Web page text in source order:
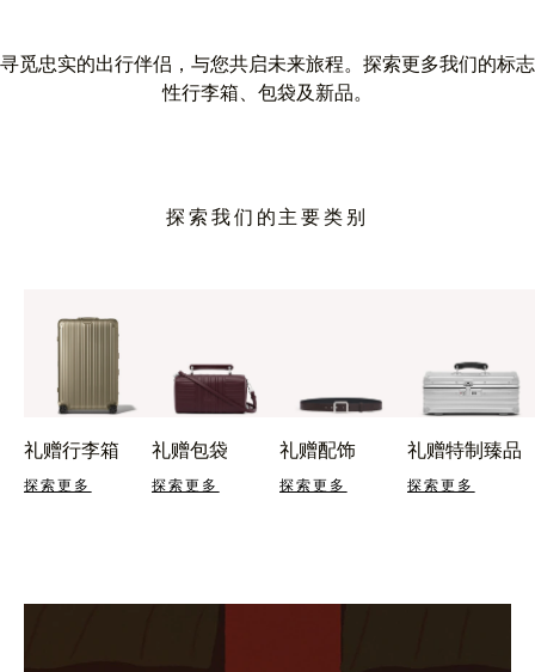
寻觅忠实的出行伴侣，与您共启未来旅程。探索更多我们的标志
性行李箱、包袋及新品。
探索我们的主要类别
礼赠行李箱
探索更多
礼赠包袋
探索更多
礼赠配饰
探索更多
礼赠特制臻品
探索更多